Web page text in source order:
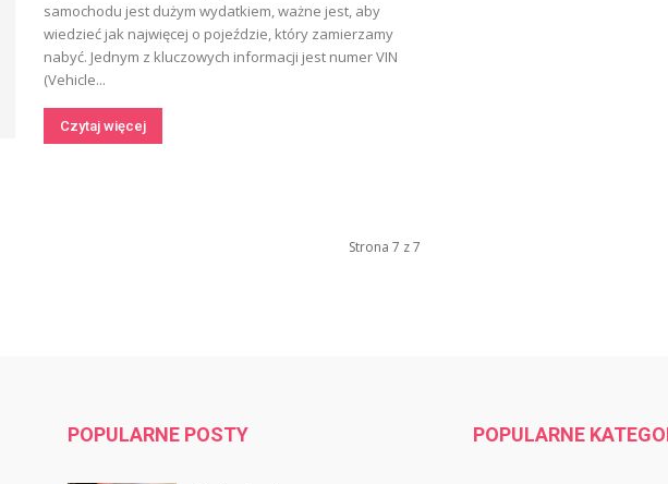
samochodu jest dużym wydatkiem, ważne jest, aby
wiedzieć jak najwięcej o pojeździe, który zamierzamy
nabyć. Jednym z kluczowych informacji jest numer VIN
(Vehicle...
Czytaj więcej
Strona 7 z 7
POPULARNE POSTY POPULARNE